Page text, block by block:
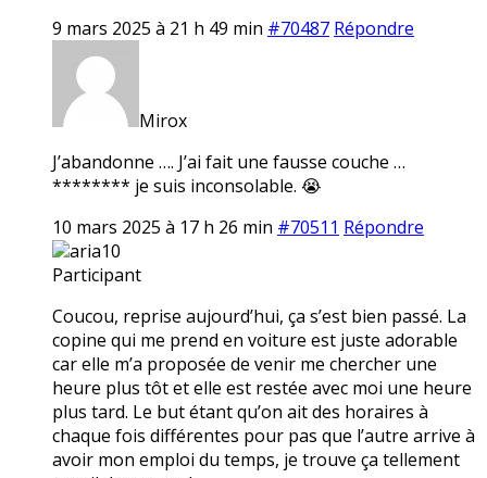
9 mars 2025 à 21 h 49 min #70487 Répondre
Mirox
J’abandonne …. J’ai fait une fausse couche …
******** je suis inconsolable. 😭
10 mars 2025 à 17 h 26 min #70511 Répondre
aria10
Participant
Coucou, reprise aujourd’hui, ça s’est bien passé. La
copine qui me prend en voiture est juste adorable
car elle m’a proposée de venir me chercher une
heure plus tôt et elle est restée avec moi une heure
plus tard. Le but étant qu’on ait des horaires à
chaque fois différentes pour pas que l’autre arrive à
avoir mon emploi du temps, je trouve ça tellement